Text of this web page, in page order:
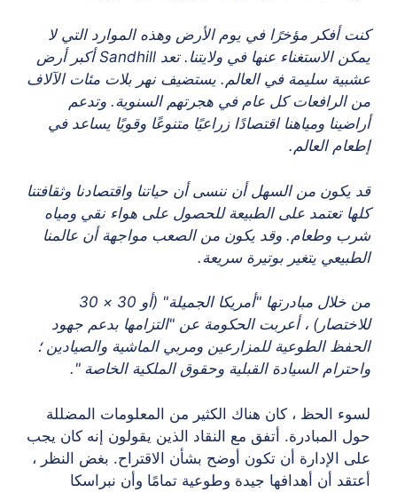
كنت أفكر مؤخرًا في يوم الأرض وهذه الموارد التي لا
يمكن الاستغناء عنها في ولايتنا. تعد Sandhill أكبر أرض
عشبية سليمة في العالم. يستضيف نهر بلات مئات الآلاف
من الرافعات كل عام في هجرتهم السنوية. وتدعم
أراضينا ومياهنا اقتصادًا زراعيًا متنوعًا وقويًا يساعد في
إطعام العالم.
قد يكون من السهل أن ننسى أن حياتنا واقتصادنا وثقافتنا
كلها تعتمد على الطبيعة للحصول على هواء نقي ومياه
شرب وطعام. وقد يكون من الصعب مواجهة أن عالمنا
الطبيعي يتغير بوتيرة سريعة.
من خلال مبادرتها "أمريكا الجميلة" (أو 30 × 30
للاختصار) ، أعربت الحكومة عن "التزامها بدعم جهود
الحفظ الطوعية للمزارعين ومربي الماشية والصيادين ؛
واحترام السيادة القبلية وحقوق الملكية الخاصة ".
لسوء الحظ ، كان هناك الكثير من المعلومات المضللة
حول المبادرة. أتفق مع النقاد الذين يقولون إنه كان يجب
على الإدارة أن تكون أوضح بشأن الاقتراح. بغض النظر ،
أعتقد أن أهدافها جيدة وطوعية تمامًا وأن نبراسكا